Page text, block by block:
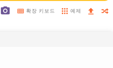
확장 키보드 예제